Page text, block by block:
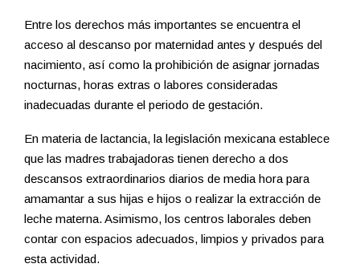
Entre los derechos más importantes se encuentra el
acceso al descanso por maternidad antes y después del
nacimiento, así como la prohibición de asignar jornadas
nocturnas, horas extras o labores consideradas
inadecuadas durante el periodo de gestación.
En materia de lactancia, la legislación mexicana establece
que las madres trabajadoras tienen derecho a dos
descansos extraordinarios diarios de media hora para
amamantar a sus hijas e hijos o realizar la extracción de
leche materna. Asimismo, los centros laborales deben
contar con espacios adecuados, limpios y privados para
esta actividad.